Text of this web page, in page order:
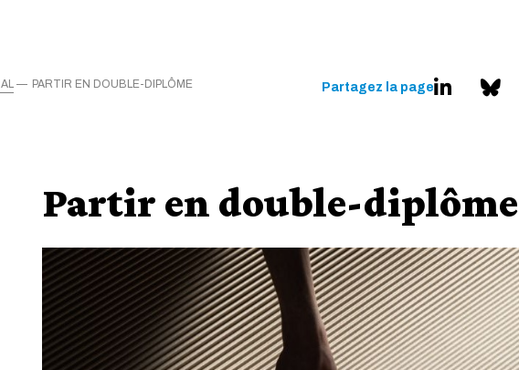
PARTIR EN DOUBLE-DIPLÔME Partagez la page
Partir en double-diplôme